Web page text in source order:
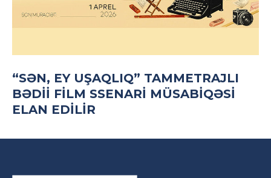
“SƏN, EY UŞAQLIQ” TAMMETRAJLI
BƏDII FILM SSENARI MÜSABIQƏSI
ELAN EDILIR